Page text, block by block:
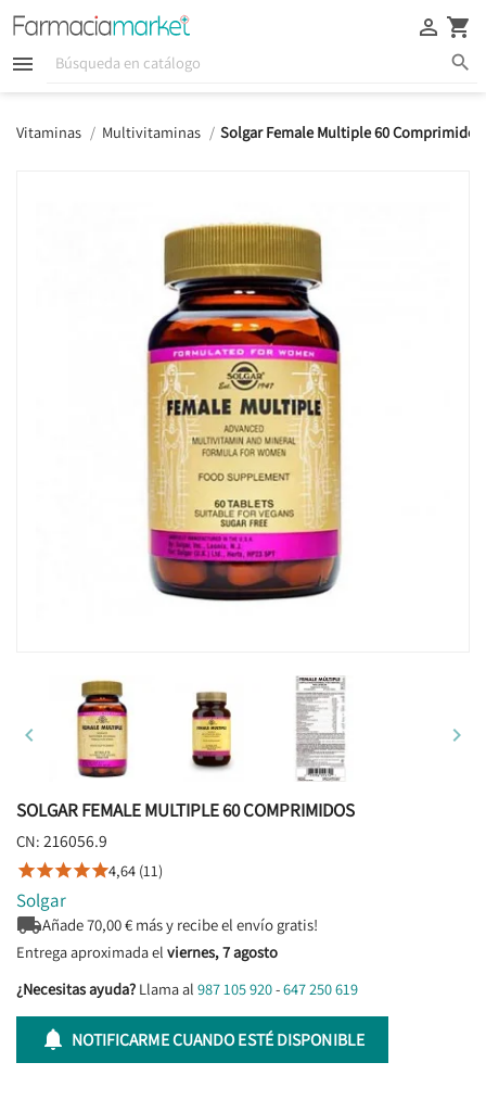
  
 
Vitaminas Multivitaminas Solgar Female Multiple 60 Comprimidos
 
SOLGAR FEMALE MULTIPLE 60 COMPRIMIDOS
CN: 216056.9
4,64 (11)
Solgar
Añade70,00€ más y recibe el envío gratis!
Entrega aproximada el viernes, 7 agosto
¿Necesitas ayuda? Llama al 987 105 920-647 250 619
 NOTIFICARME CUANDO ESTÉ DISPONIBLE